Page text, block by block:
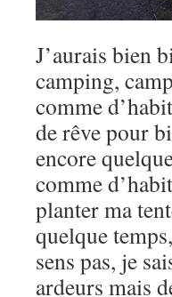
J’aurais bien
camping,
comme
de rêve pour
encore
comme
planter ma
quelque
sens pas, je
ardeurs mais